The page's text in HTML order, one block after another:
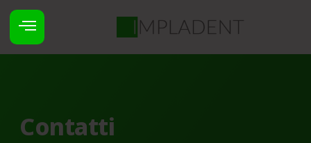
Contatti